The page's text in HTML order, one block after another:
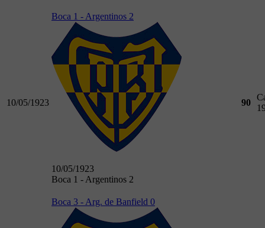
10/05/1923
Boca 1 - Argentinos 2
10/05/1923
Boca 1 - Argentinos 2
90
Boca 3 - Arg. de Banfield 0